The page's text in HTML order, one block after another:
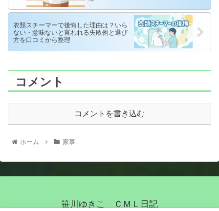
衣類スチーマーで後悔した理由は？いら
ない・意味ないと言われる失敗例と選び
方を口コミから整理
コメント
コメントを書き込む
ホーム 家事
笹川ゆきこ ＣＭＬ日記